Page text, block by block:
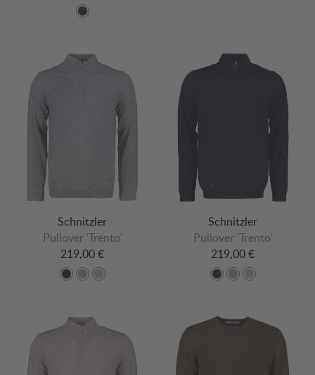
Schnitzler
Pullover 'Trento'
219,00 €
Schnitzler
Pullover 'Trento'
219,00 €